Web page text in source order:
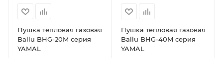
Пушка тепловая газовая
Ballu BHG-20M серия
YAMAL
Пушка тепловая газовая
Ballu BHG-40M серия
YAMAL